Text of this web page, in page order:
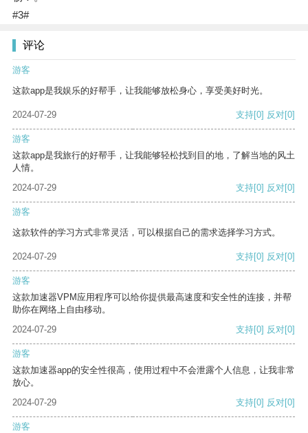
#3#
评论
游客
这款app是我娱乐的好帮手，让我能够放松身心，享受美好时光。
2024-07-29 支持[0] 反对[0]
游客
这款app是我旅行的好帮手，让我能够轻松找到目的地，了解当地的风土
人情。
2024-07-29
支持[0] 反对[0]
游客
这款软件的学习方式非常灵活，可以根据自己的需求选择学习方式。
2024-07-29 支持[0] 反对[0]
游客
这款加速器VPM应用程序可以给你提供最高速度和安全性的连接，并帮
助你在网络上自由移动。
2024-07-29
支持[0] 反对[0]
游客
这款加速器app的安全性很高，使用过程中不会泄露个人信息，让我非常
放心。
2024-07-29
支持[0] 反对[0]
游客